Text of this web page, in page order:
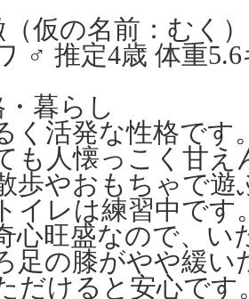
仮の名前：むく）
♂ 推定4歳 体重
暮らし
く活発な性格です
も人懐っこく甘え
歩やおもちゃで
イレは練習中です
心旺盛なので、
足の膝がやや緩
だけると安心です